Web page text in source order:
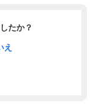
たか？
え